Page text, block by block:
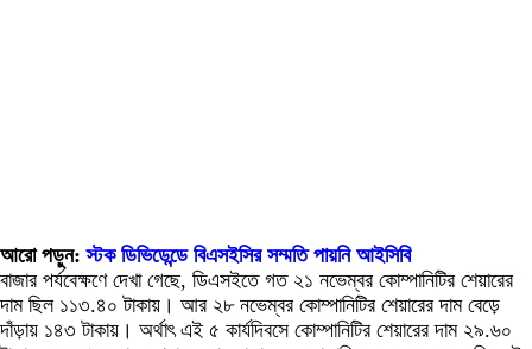
আরো পড়ুন:স্টক ডিভিডেন্ডে বিএসইসির সম্মতি পায়নি আইসিবি
বাজার পর্যবেক্ষণে দেখা গেছে, ডিএসইতে গত ২১ নভেম্বর কোম্পানিটির শেয়ারের
দাম ছিল ১১৩.৪০ টাকায়। আর ২৮ নভেম্বর কোম্পানিটির শেয়ারের দাম বেড়ে
দাঁড়ায় ১৪৩ টাকায়। অর্থাৎ এই ৫ কার্যদিবসে কোম্পানিটির শেয়ারের দাম ২৯.৬০